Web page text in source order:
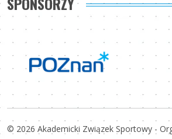
© 2026 Akademicki Związek Sportowy -